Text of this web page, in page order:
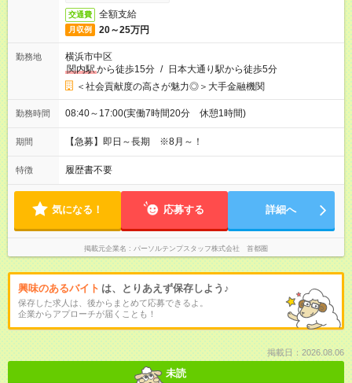
交通費 全額支給
月収例 20～25万円
勤務地
横浜市中区
関内駅から徒歩15分 / 日本大通り駅から徒歩5分
＜社会貢献度の高さが魅力◎＞大手金融機関
勤務時間 08:40～17:00(実働7時間20分 休憩1時間)
期間 【急募】即日～長期 ※8月～！
特徴 履歴書不要
気になる！ 応募する 詳細へ
掲載元企業名 パーソルテンプスタッフ株式会社 首都圏
興味のあるバイト は、とりあえず保存しよう♪
保存した求人は、後からまとめて応募できるよ。
企業からアプローチが届くことも！
掲載日：2026.08.06
未読